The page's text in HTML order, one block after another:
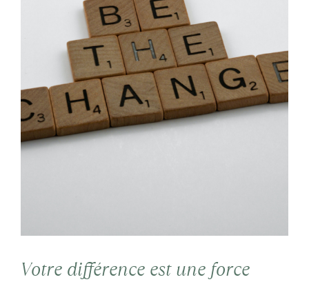
Votre différence est une force